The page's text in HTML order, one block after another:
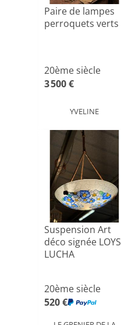
Paire de lampes
perroquets verts
20ème siècle
3 500 €
YVELINE
Suspension Art
déco signée LOYS
LUCHA
20ème siècle
520 €